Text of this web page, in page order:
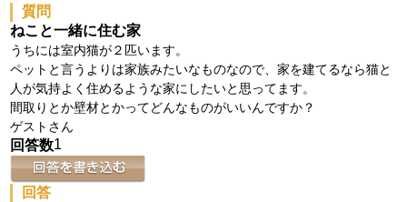
質問
ねこと一緒に住む家
うちには室内猫が２匹います。
ペットと言うよりは家族みたいなものなので、家を建てるなら猫と
人が気持よく住めるような家にしたいと思ってます。
間取りとか壁材とかってどんなものがいいんですか？
ゲストさん
回答数1
回答